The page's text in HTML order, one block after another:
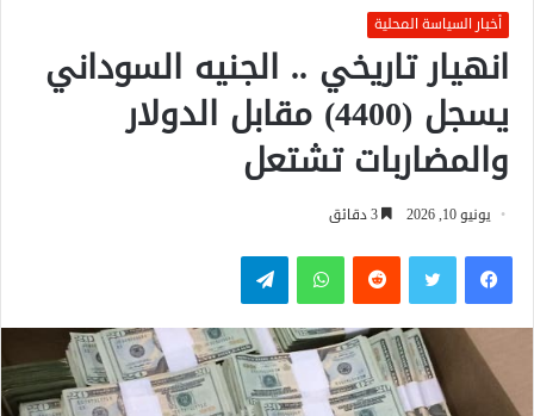
أخبار السياسة المحلية
انهيار تاريخي .. الجنيه السوداني
يسجل (4400) مقابل الدولار
والمضاربات تشتعل
يونيو 10, 2026
فيسبوكتويتر واتساب تيلقرام